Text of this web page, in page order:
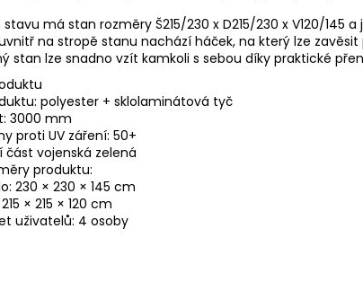
má stan rozměry Š215/230 x D215/230 x V120/145
na stropě stanu nachází háček, na který lze
stan lze snadno vzít kamkoli s sebou díky praktické
polyester + sklolaminátová tyč
3000 mm
proti UV záření: 50+
část vojenská zelená
produktu:
230 × 230 × 145 cm
× 215 × 120 cm
uživatelů: 4 osoby